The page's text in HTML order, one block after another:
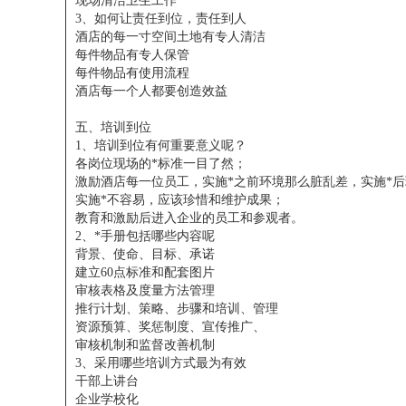
3、如何让责任到位，责任到人
酒店的每一寸空间土地有专人清洁
每件物品有专人保管
每件物品有使用流程
酒店每一个人都要创造效益
五、培训到位
1、培训到位有何重要意义呢？
各岗位现场的*标准一目了然；
激励酒店每一位员工，实施*之前环境那么脏乱差，实施*
实施*不容易，应该珍惜和维护成果；
教育和激励后进入企业的员工和参观者。
2、*手册包括哪些内容呢
背景、使命、目标、承诺
建立60点标准和配套图片
审核表格及度量方法管理
推行计划、策略、步骤和培训、管理
资源预算、奖惩制度、宣传推广、
审核机制和监督改善机制
3、采用哪些培训方式最为有效
干部上讲台
企业学校化